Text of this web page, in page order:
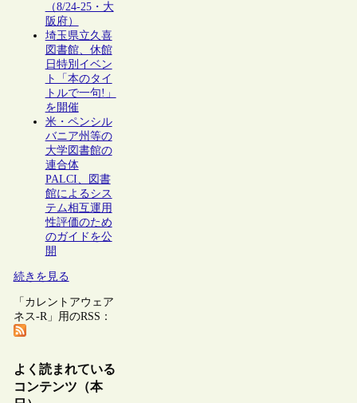
（8/24-25・大
阪府）
埼玉県立久喜
図書館、休館
日特別イベン
ト「本のタイ
トルで一句!」
を開催
米・ペンシル
バニア州等の
大学図書館の
連合体
PALCI、図書
館によるシス
テム相互運用
性評価のため
のガイドを公
開
続きを見る
「カレントアウェア
ネス-R」用のRSS：
よく読まれている
コンテンツ（本